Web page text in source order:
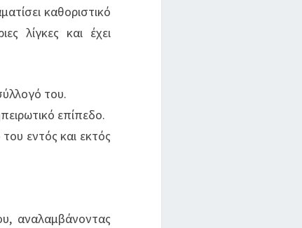
καθοριστικό
λίγκες και έχει
του.
επίπεδο.
εντός και εκτός
αναλαμβάνοντας